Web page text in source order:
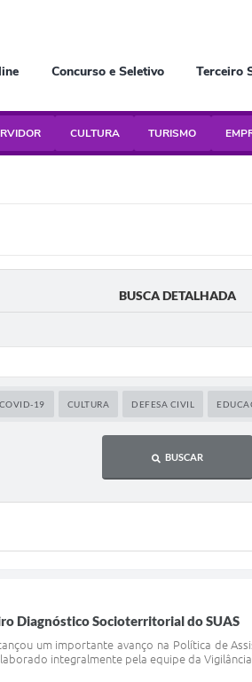
Concurso e Seletivo Terceiro
CULTURA TURISMO
BUSCA DETALHADA
COVID-19 CULTURA DEFESA CIVIL
BUSCAR
Diagnóstico Socioterritorial do SUAS
um importante avanço na Política de
integralmente pela equipe da